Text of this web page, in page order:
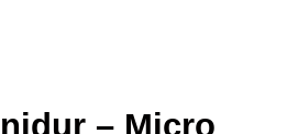
– Micro